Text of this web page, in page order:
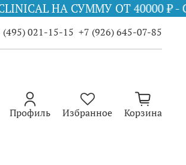
40000 ₽ - COPPER
(495) 021-15-15 +7 (926) 645-07-85
Профиль Избранное Корзина